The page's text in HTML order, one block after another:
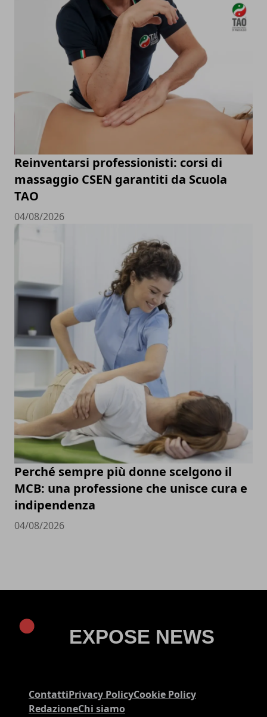
Reinventarsi professionisti: corsi di
massaggio CSEN garantiti da Scuola
TAO
04/08/2026
Perché sempre più donne scelgono il
MCB: una professione che unisce cura e
indipendenza
04/08/2026
ContattiPrivacy PolicyCookie Policy
RedazioneChi siamo